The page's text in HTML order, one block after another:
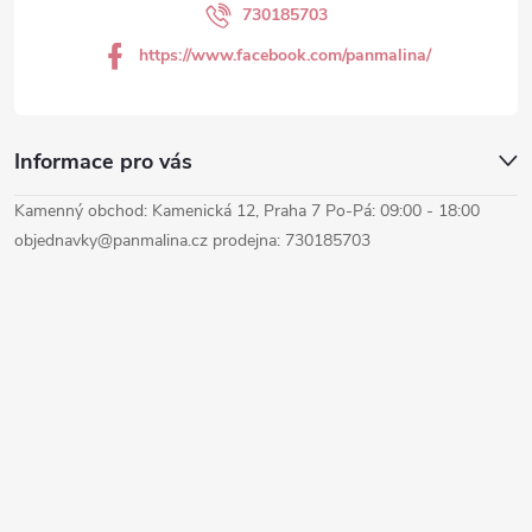
Informace pro vás
730185703
https://www.facebook.com/panmalina/
Kamenný obchod: Kamenická 12, Praha 7 Po-Pá: 09:00 - 18:00
objednavky@panmalina.cz prodejna: 730185703